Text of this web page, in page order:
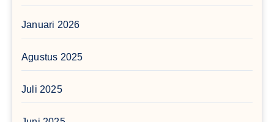
Januari 2026
Agustus 2025
Juli 2025